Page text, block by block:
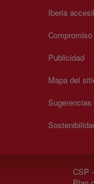
Iberia
Publicidad
Mapa del
CSP